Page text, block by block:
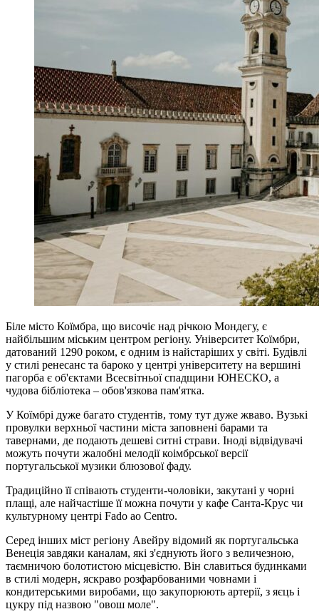
Біле місто Коїмбра, що височіє над річкою Мондегу, є
найбільшим міським центром регіону. Університет Коїмбри,
датований 1290 роком, є одним із найстаріших у світі. Будівлі
у стилі ренесанс та бароко у центрі університету на вершині
пагорба є об'єктами Всесвітньої спадщини ЮНЕСКО, а
чудова бібліотека – обов'язкова пам'ятка.
У Коїмбрі дуже багато студентів, тому тут дуже жваво. Вузькі
провулки верхньої частини міста заповнені барами та
тавернами, де подають дешеві ситні страви. Іноді відвідувачі
можуть почути жалобні мелодії коімбрської версії
португальської музики блюзової фаду.
Традиційно її співають студенти-чоловіки, закутані у чорні
плащі, але найчастіше її можна почути у кафе Санта-Крус чи
культурному центрі Fado ao Centro.
Серед інших міст регіону Авейру відомий як португальська
Венеція завдяки каналам, які з'єднують його з величезною,
таємничою болотистою місцевістю. Він славиться будинками
в стилі модерн, яскраво розфарбованими човнами і
кондитерськими виробами, що закупорюють артерії, з яєць і
цукру під назвою "овош моле".